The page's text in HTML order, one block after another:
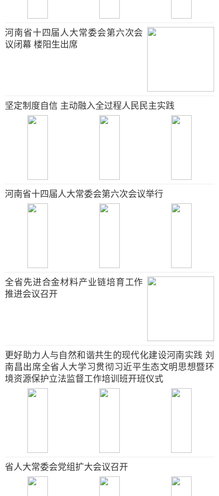
河南省十四届人大常委会第六次会
议闭幕 楼阳生出席
坚定制度自信 主动融入全过程人民民主实践
河南省十四届人大常委会第六次会议举行
全省先进合金材料产业链培育工作
推进会议召开
更好助力人与自然和谐共生的现代化建设河南实践 刘
南昌出席全省人大学习贯彻习近平生态文明思想暨环
境资源保护立法监督工作培训班开班仪式
省人大常委会党组扩大会议召开